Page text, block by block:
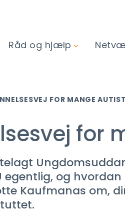
Råd og hjælp
FOR MANGE
for
og
Kaufmanas om,